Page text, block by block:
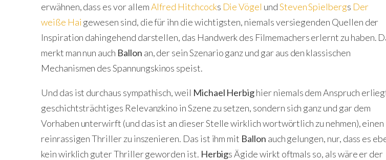
erwähnen, dass es vor allemAlfred Hitchcocks Die Vögel undSteven Spielbergs Der
weiße Hai gewesen sind, die für ihn die wichtigsten, niemals versiegenden Quellen der
Inspiration dahingehend darstellen, das Handwerk des Filmemachers erlernt zu haben.
merkt man nun auch Ballon an, der sein Szenario ganz und gar aus den klassischen
Mechanismen des Spannungskinos speist.
Und das ist durchaus sympathisch, weil Michael Herbighier niemals dem Anspruch
geschichtsträchtiges Relevanzkino in Szene zu setzen, sondern sich ganz und gar dem
Vorhaben unterwirft (und das ist an dieser Stelle wirklich wortwörtlich zu nehmen), einen
reinrassigen Thriller zu inszenieren. Das ist ihm mit Ballon auch gelungen, nur, dass es
kein wirklich guter Thriller geworden ist. Herbigs Ägide wirkt oftmals so, als wäre er der